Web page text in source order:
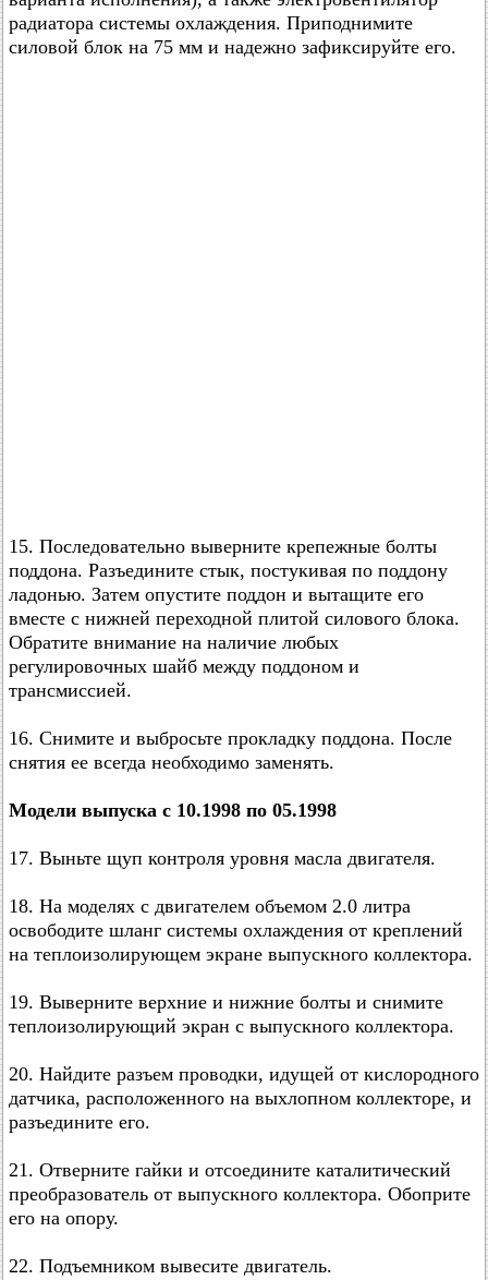
радиатора системы охлаждения. Приподнимите
силовой блок на 75 мм и надежно зафиксируйте его.
15. Последовательно выверните крепежные болты
поддона. Разъедините стык, постукивая по поддону
ладонью. Затем опустите поддон и вытащите его
вместе с нижней переходной плитой силового блока.
Обратите внимание на наличие любых
регулировочных шайб между поддоном и
трансмиссией.
16. Снимите и выбросьте прокладку поддона. После
снятия ее всегда необходимо заменять.
Модели выпуска с 10.1998 по 05.1998
17. Выньте щуп контроля уровня масла двигателя.
18. На моделях с двигателем объемом 2.0 литра
освободите шланг системы охлаждения от креплений
на теплоизолирующем экране выпускного коллектора.
19. Выверните верхние и нижние болты и снимите
теплоизолирующий экран с выпускного коллектора.
20. Найдите разъем проводки, идущей от кислородного
датчика, расположенного на выхлопном коллекторе, и
разъедините его.
21. Отверните гайки и отсоедините каталитический
преобразователь от выпускного коллектора. Обоприте
его на опору.
22. Подъемником вывесите двигатель.